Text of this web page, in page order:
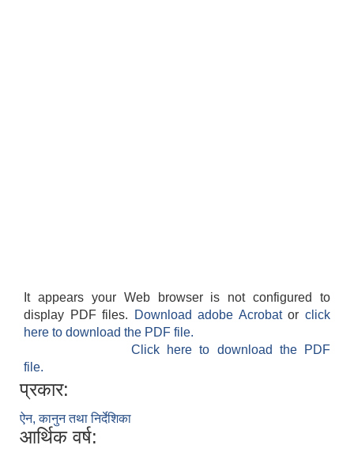
It appears your Web browser is not configured to
display PDF files.
Download adobe Acrobatorclick
here to download the PDF file.
Click here to download the PDF
file.
प्रकार:
ऐन, कानुन तथा निर्देशिका
आर्थिक वर्ष: